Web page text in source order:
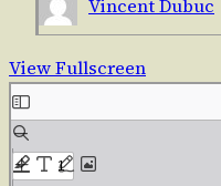
Vincent Dubuc
View Fullscreen